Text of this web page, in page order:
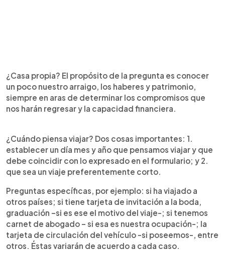
¿Casa propia? El propósito de la pregunta es conocer
un poco nuestro arraigo, los haberes y patrimonio,
siempre en aras de determinar los compromisos que
nos harán regresar y la capacidad financiera.
¿Cuándo piensa viajar? Dos cosas importantes: 1.
establecer un día mes y año que pensamos viajar y que
debe coincidir con lo expresado en el formulario; y 2.
que sea un viaje preferentemente corto.
Preguntas específicas, por ejemplo: si ha viajado a
otros países; si tiene tarjeta de invitación a la boda,
graduación –si es ese el motivo del viaje-; si tenemos
carnet de abogado – si esa es nuestra ocupación-; la
tarjeta de circulación del vehículo -si poseemos-, entre
otros. Éstas variarán de acuerdo a cada caso.